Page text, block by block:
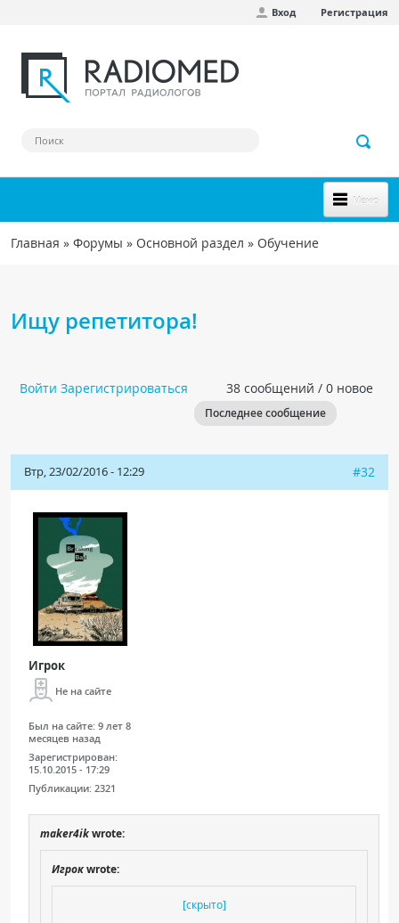
Вход Регистрация
Меню
НОВОЕ НА САЙТЕ
Форум
ОБРАЗОВАНИЕ
Интерактивные задания
Презентации
Публикации
Видео
Журнал "Лучевая диагностика и терапия"
КНИЖНЫЙ МАГАЗИН
ПАЦИЕНТАМ
Компьютерная томография (КТ)
Магнитно-резонансная томография (МРТ)
Вы здесь
Главная » Форумы » Основной раздел » Обучение
Ищу репетитора!
38 сообщений / 0 новое
Войти Зарегистрироваться
Последнее сообщение
Втр, 23/02/2016 - 12:29 #32
Игрок
Не на сайте
Был на сайте: 9 лет 8
месяцев назад
Зарегистрирован:
15.10.2015 - 17:29
Публикации: 2321
maker4ikwrote:
Игрокwrote:
[скрыто]